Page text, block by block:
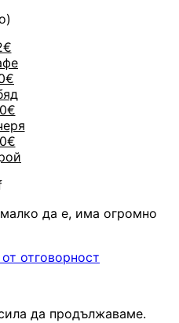
да е, има огромно
отговорност
да продължаваме.